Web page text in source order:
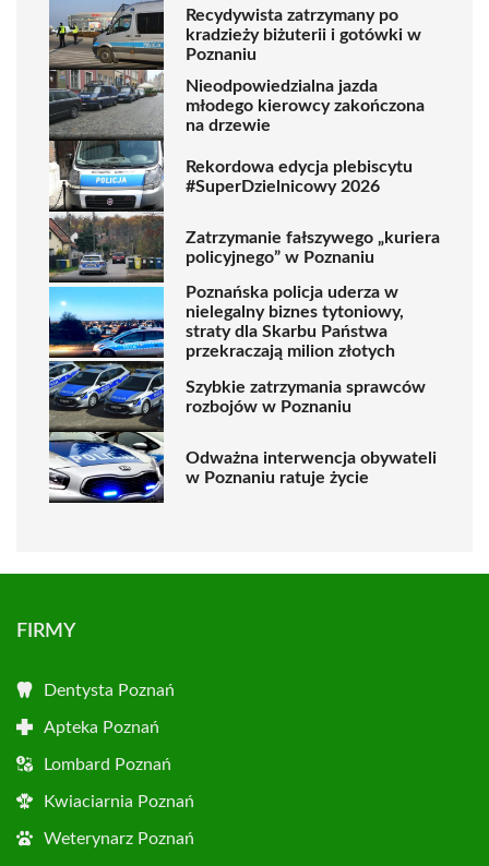
Recydywista zatrzymany po
kradzieży biżuterii i gotówki w
Poznaniu
Nieodpowiedzialna jazda
młodego kierowcy zakończona
na drzewie
Rekordowa edycja plebiscytu
#SuperDzielnicowy 2026
Zatrzymanie fałszywego „kuriera
policyjnego” w Poznaniu
Poznańska policja uderza w
nielegalny biznes tytoniowy,
straty dla Skarbu Państwa
przekraczają milion złotych
Szybkie zatrzymania sprawców
rozbojów w Poznaniu
Odważna interwencja obywateli
w Poznaniu ratuje życie
FIRMY
Dentysta Poznań
Apteka Poznań
Lombard Poznań
Kwiaciarnia Poznań
Weterynarz Poznań